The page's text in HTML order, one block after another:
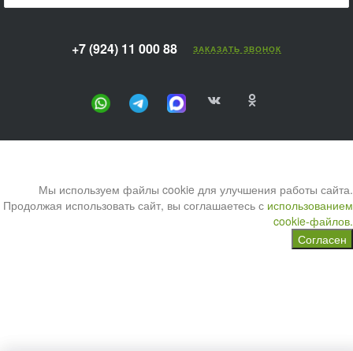
+7 (924) 11 000 88 ЗАКАЗАТЬ ЗВОНОК
Мы используем файлы cookie для улучшения работы сайта.
Продолжая использовать сайт, вы соглашаетесь с использованием
cookie-файлов.
Согласен